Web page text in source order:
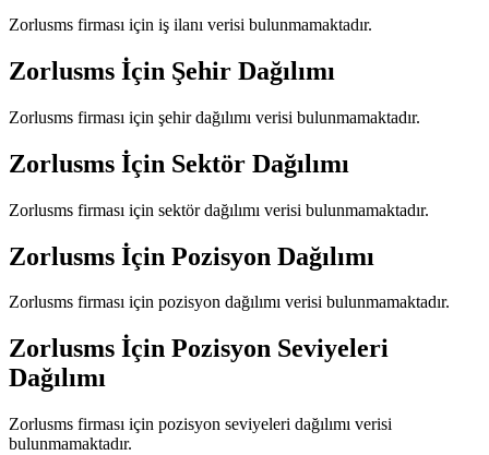
Zorlusms firması için iş ilanı verisi bulunmamaktadır.
Zorlusms İçin Şehir Dağılımı
Zorlusms firması için şehir dağılımı verisi bulunmamaktadır.
Zorlusms İçin Sektör Dağılımı
Zorlusms firması için sektör dağılımı verisi bulunmamaktadır.
Zorlusms İçin Pozisyon Dağılımı
Zorlusms firması için pozisyon dağılımı verisi bulunmamaktadır.
Zorlusms İçin Pozisyon Seviyeleri
Dağılımı
Zorlusms firması için pozisyon seviyeleri dağılımı verisi
bulunmamaktadır.